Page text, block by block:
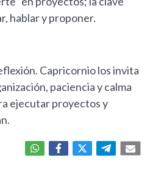
hablar y proponer.
Capricornio los invita
paciencia y calma
ejecutar proyectos y